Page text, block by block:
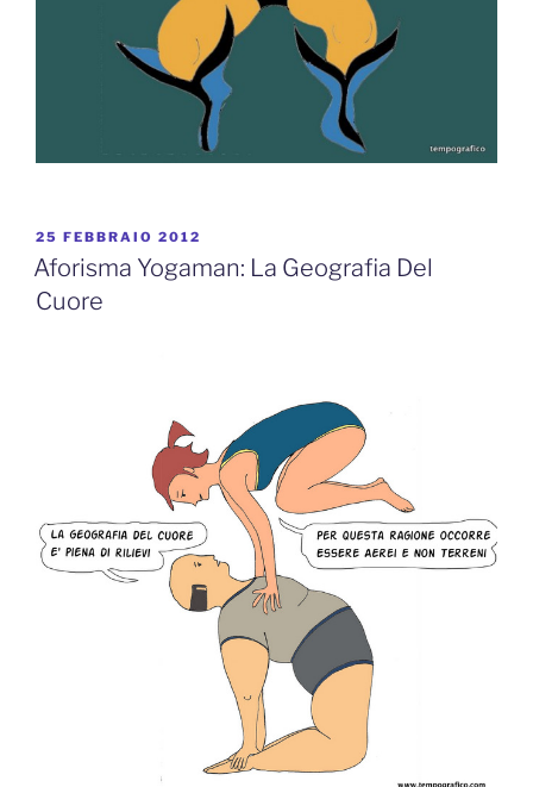
PUBBLICATO
IL
25 FEBBRAIO 2012
Aforisma Yogaman: La Geografia Del
Cuore